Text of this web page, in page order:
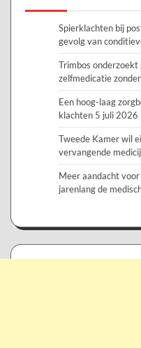
Spierklachten bij
gevolg van
Trimbos
zelfmedicatie
Een hoog-laag
klachten 5 juli 2026
Tweede Kamer wil
vervangende
Meer aandacht voor
jarenlang de